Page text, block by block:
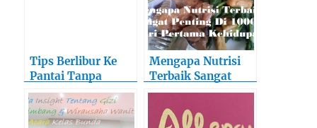
Tips Berlibur Ke
Pantai Tanpa
Demam
Mengapa Nutrisi
Terbaik Sangat
Penting Di 1000
Hari Pertama
Kehidupan?